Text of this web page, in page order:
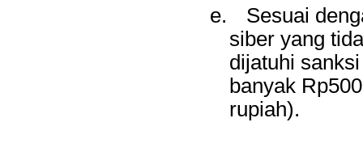
e.
Sesuai
siber yang
dijatuhi
banyak
rupiah).